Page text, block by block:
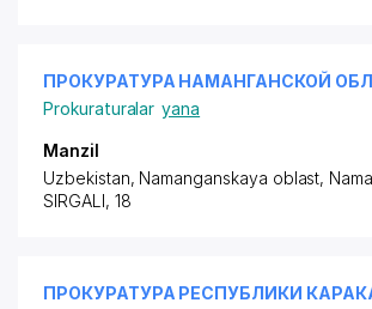
ПРОКУРАТУРА НАМАНГАНСКОЙ
Prokuraturalar yana
Manzil
Uzbekistan, Namanganskaya oblast,
SIRGALI, 18
ПРОКУРАТУРА РЕСПУБЛИКИ